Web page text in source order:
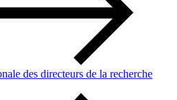
des directeurs de la recherche